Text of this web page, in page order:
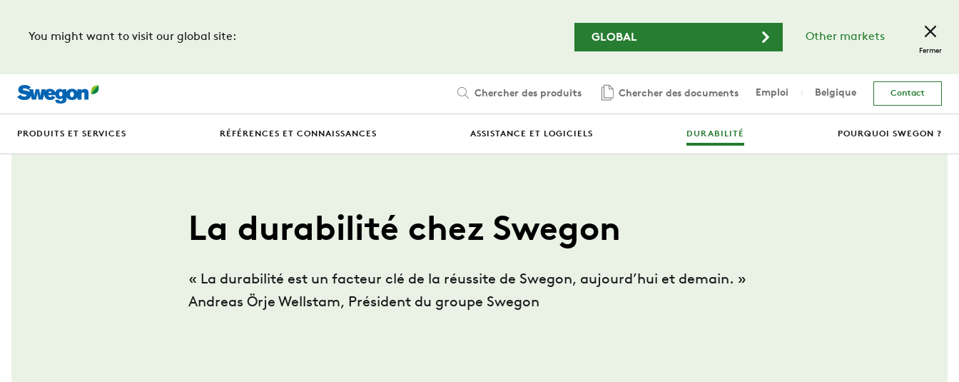
You might want to visit our global site:
GLOBAL Other markets
Fermer
Chercher des produits Chercher des documents Emploi Belgique Contact
PRODUITS ET SERVICES RÉFÉRENCES ET CONNAISSANCES ASSISTANCE ET LOGICIELS DURABILITÉ POURQUOI SWEGON ?
La durabilité chez Swegon
« La durabilité est un facteur clé de la réussite de Swegon, aujourd’hui et demain. »
Andreas Örje Wellstam, Président du groupe Swegon